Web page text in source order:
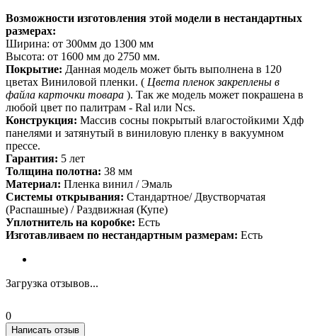
Возможности изготовления этой модели в нестандартных
размерах:
Ширина: от 300мм до 1300 мм
Высота: от 1600 мм до 2750 мм.
Покрытие: Данная модель может быть выполнена в 120
цветах Виниловой пленки. ( Цвета пленок закреплены в
файла карточки товара ). Так же модель может покрашена в
любой цвет по палитрам - Ral или Ncs.
Конструкция: Массив сосны покрытый влагостойкими Хдф
панелями и затянутый в виниловую пленку в вакуумном
прессе.
Гарантия: 5 лет
Толщина полотна: 38 мм
Материал: Пленка винил / Эмаль
Системы открывания: Стандартное/ Двустворчатая
(Распашные) / Раздвижная (Купе)
Уплотнитель на коробке: Есть
Изготавливаем по нестандартным размерам: Есть
Загрузка отзывов...
0
Написать отзыв